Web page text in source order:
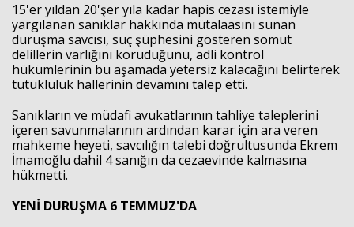
15'er yıldan 20'şer yıla kadar hapis cezası istemiyle
yargılanan sanıklar hakkında mütalaasını sunan
duruşma savcısı, suç şüphesini gösteren somut
delillerin varlığını koruduğunu, adli kontrol
hükümlerinin bu aşamada yetersiz kalacağını belirterek
tutukluluk hallerinin devamını talep etti.
Sanıkların ve müdafi avukatlarının tahliye taleplerini
içeren savunmalarının ardından karar için ara veren
mahkeme heyeti, savcılığın talebi doğrultusunda Ekrem
İmamoğlu dahil 4 sanığın da cezaevinde kalmasına
hükmetti.
YENİ DURUŞMA 6 TEMMUZ'DA